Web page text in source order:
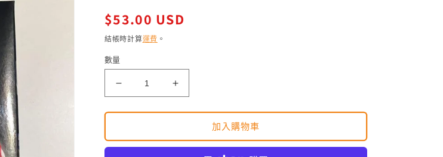
定
價
$53.00 USD
結帳時計算運費 。
數量
Ultraman
Taiga
Clear
Color
SHF
Ultraman
Taiga
Clear
Color
加入購物車